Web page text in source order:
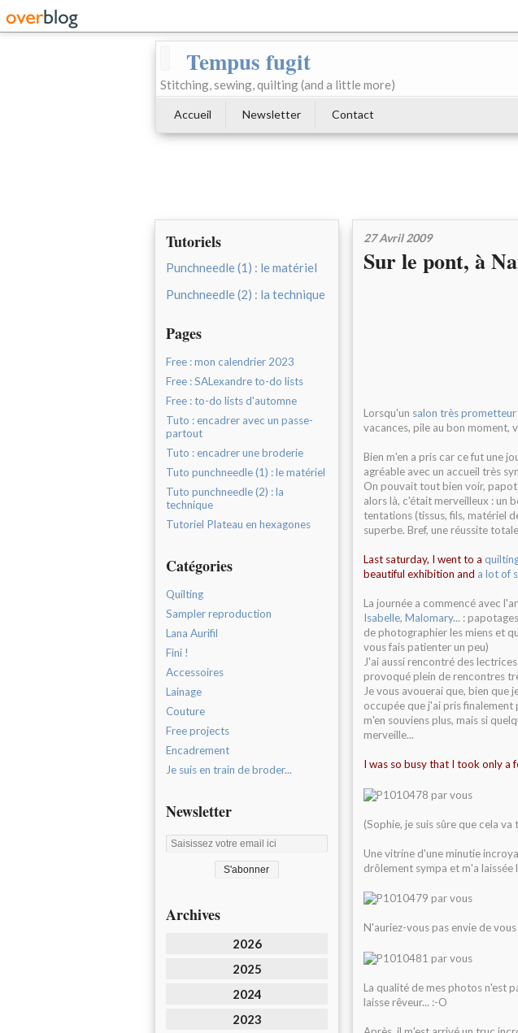
Tempus fugit
Stitching, sewing, quilting (and a little more)
Accueil Newsletter Contact
Tutoriels
Punchneedle (1) : le matériel
Punchneedle (2) : la technique
Pages
Free : mon calendrier 2023
Free : SALexandre to-do lists
Free : to-do lists d'automne
Tuto : encadrer avec un passe-
partout
Tuto : encadrer une broderie
Tuto punchneedle (1) : le matériel
Tuto punchneedle (2) : la
technique
Tutoriel Plateau en hexagones
Catégories
Quilting
Sampler reproduction
Lana Aurifil
Fini !
Accessoires
Lainage
Couture
Free projects
Encadrement
Je suis en train de broder...
Newsletter
Archives
2026
2025
2024
2023
27 Avril 2009
Sur le pont, à
Lorsqu'un salon très prometteur
vacances, pile au bon moment,
Bien m'en a pris car ce fut une
agréable avec un accueil très
On pouvait tout bien voir,
alors là, c'était merveilleux : un
tentations (tissus, fils, matériel
superbe. Bref, une réussite
Last saturday, I went to a
beautiful exhibition and a lot of
La journée a commencé avec
Isabelle, Malomary... :
de photographier les miens et
vous fais patienter un peu)
J'ai aussi rencontré des
provoqué plein de rencontres
Je vous avouerai que, bien
occupée que j'ai pris finalement
m'en souviens plus, mais si
merveille...
I was so busy that I took only a
(Sophie, je suis sûre que cela va
Une vitrine d'une minutie
drôlement sympa et m'a
N'auriez-vous pas envie de
La qualité de mes photos n'est
laisse rêveur... :-O